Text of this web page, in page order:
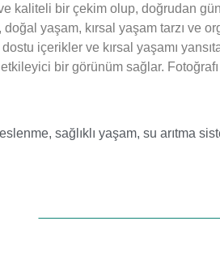
bir çekim olup, doğrudan gün
yaşam, kırsal yaşam tarzı ve
içerikler ve kırsal yaşamı
bir görünüm sağlar.
, sağlıklı yaşam, su arıtma